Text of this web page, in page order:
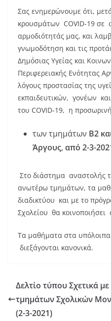
Σας ενημερώνουμε ότι,
κρουσμάτων COVID-19 σε
αρμοδιότητάς μας, και
γνωμοδότηση και τις
Δημόσιας Υγείας και
Περιφερειακής Ενότητας
λόγους προστασίας της
εκπαιδευτικών, γονέων
του COVID-19, η
των τμημάτων Β2
Άργους, από 2-3-
Στο διάστημα αναστολής
ανωτέρω τμημάτων, τα
διαδικτύου και με το
Σχολείου θα κοινοποιήσει
Τα μαθήματα στα
διεξάγονται κανονικά.
Δελτίο τύπου Σχετικά
τμημάτων Σχολικών
(2-3-2021)